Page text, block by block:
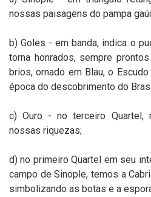
nossas paisagens do pampa
b) Goles - em banda, indica o
torna honrados, sempre
brios, ornado em Blau, o
época do descobrimento do
c) Ouro - no terceiro Quartel,
nossas riquezas;
d) no primeiro Quartel em seu
campo de Sinople, temos a
simbolizando as botas e a